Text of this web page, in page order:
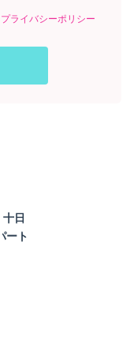
プライバシーポリシー
日
ート